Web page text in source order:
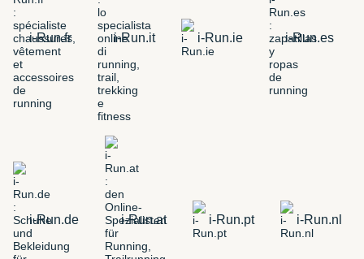
i-Run.fr i-Run.it i-Run.ie i-Run.es
i-Run.de i-Run.at i-Run.pt i-Run.nl